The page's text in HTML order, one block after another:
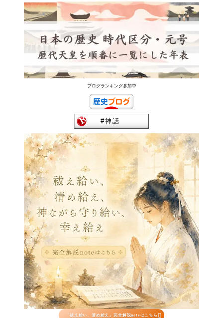
ブログランキング参加中
「祓え給い、清め給え」完全解説noteはこちら 